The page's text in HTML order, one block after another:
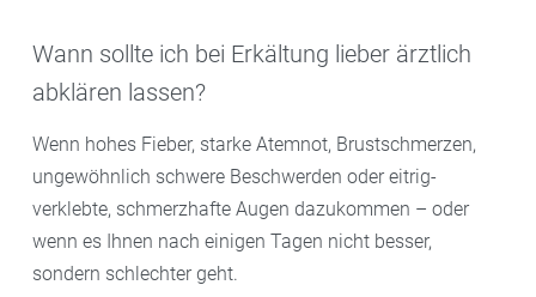
Wann sollte ich bei Erkältung lieber ärztlich
abklären lassen?
Wenn hohes Fieber, starke Atemnot, Brustschmerzen,
ungewöhnlich schwere Beschwerden oder eitrig-
verklebte, schmerzhafte Augen dazukommen – oder
wenn es Ihnen nach einigen Tagen nicht besser,
sondern schlechter geht.